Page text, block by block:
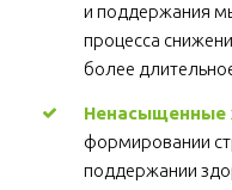
и поддержания
процесса
более
формировании
поддержании